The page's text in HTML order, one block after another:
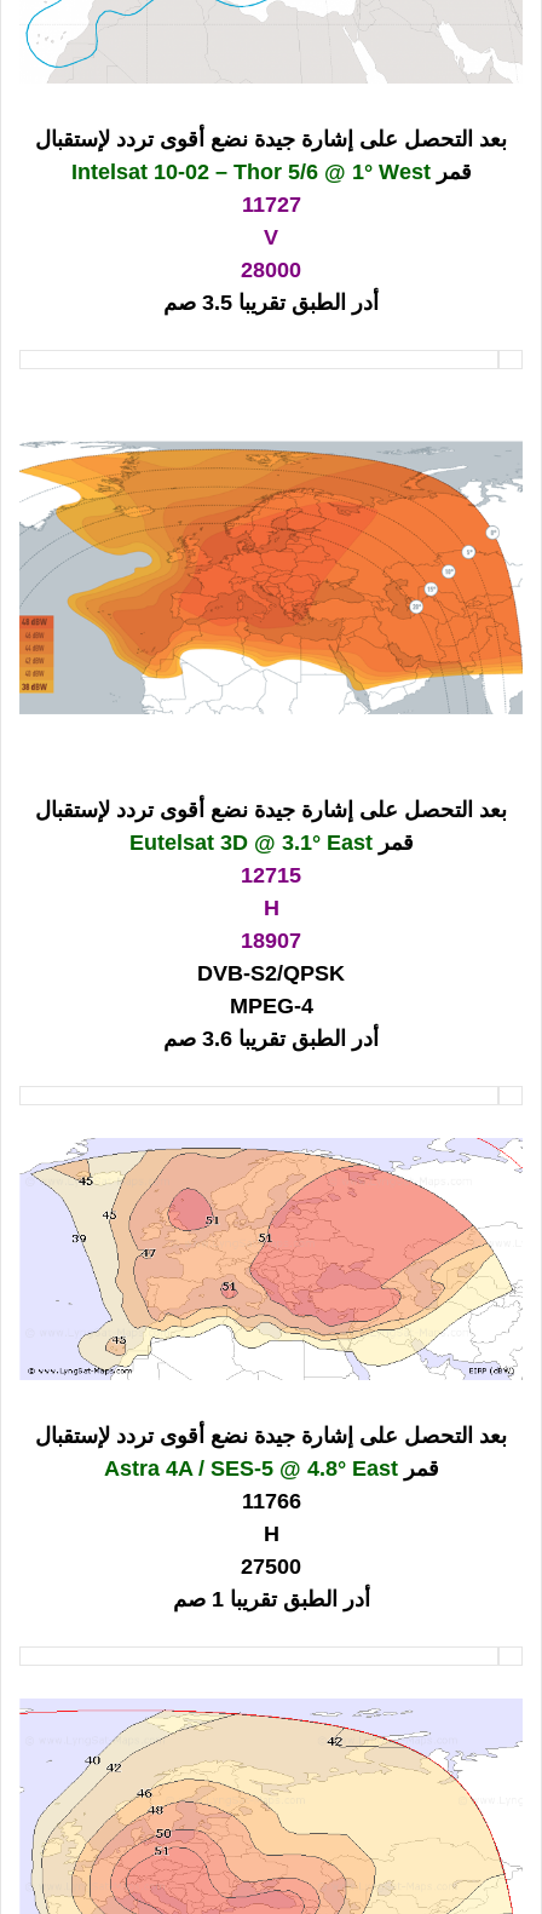
بعد التحصل على إشارة جيدة نضع أقوى تردد لإستقبال
قمرIntelsat 10-02 – Thor 5/6 @ 1° West
11727
V
28000
أدر الطبق تقريبا 3.5 صم
بعد التحصل على إشارة جيدة نضع أقوى تردد لإستقبال
قمرEutelsat 3D @ 3.1° East
12715
H
18907
DVB-S2/QPSK
MPEG-4
أدر الطبق تقريبا 3.6 صم
بعد التحصل على إشارة جيدة نضع أقوى تردد لإستقبال
قمرAstra 4A / SES-5 @ 4.8° East
11766
H
27500
أدر الطبق تقريبا 1 صم